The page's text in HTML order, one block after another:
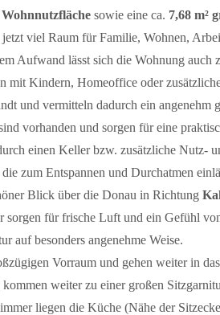
Wohnnutzfläche sowie eine ca. 7,68 m²
viel Raum für Familie, Wohnen,
Aufwand lässt sich die Wohnung auch
mit Kindern, Homeoffice oder
und vermitteln dadurch ein angenehm
vorhanden und sorgen für eine
einen Keller bzw. zusätzliche Nutz-
zum Entspannen und Durchatmen
Blick über die Donau in Richtung
sorgen für frische Luft und ein Gefühl
auf besonders angenehme Weise.
Vorraum und gehen weiter in
weiter zu einer großen
liegen die Küche (Nähe der